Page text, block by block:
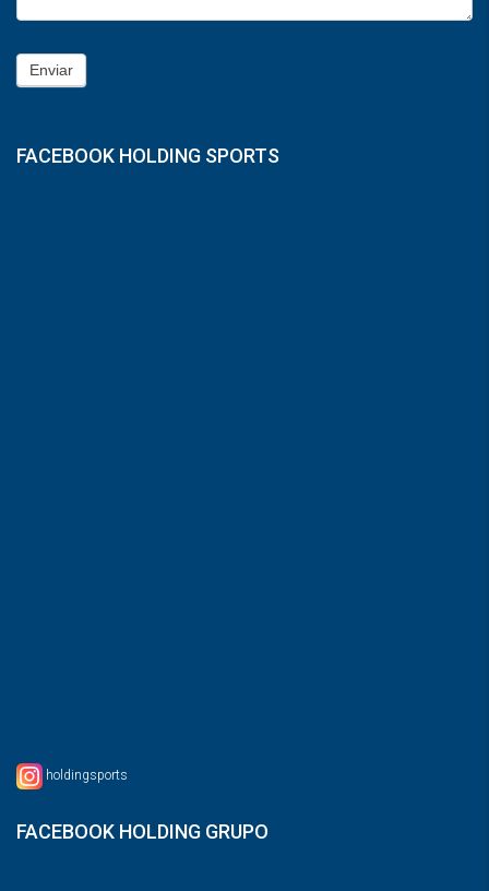
Enviar
FACEBOOK HOLDING SPORTS
holdingsports
FACEBOOK HOLDING GRUPO